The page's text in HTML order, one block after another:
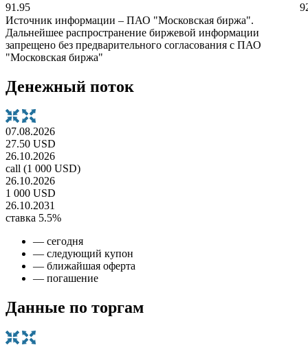
91.95
Источник информации – ПАО "Московская биржа".
Дальнейшее распространение биржевой информации
запрещено без предварительного согласования с ПАО
"Московская биржа"
Денежный поток
07.08.2026
27.50 USD
26.10.2026
call (1 000 USD)
26.10.2026
1 000 USD
26.10.2031
ставка 5.5%
— сегодня
— следующий купон
— ближайшая оферта
— погашение
Данные по торгам